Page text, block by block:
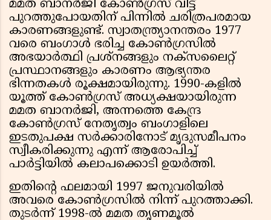
മമത ബാനർജി കോൺഗ്രസ് വിട്ട്
പുറത്തുപോയതിന് പിന്നിൽ ചരിത്രപരമായ
കാരണങ്ങളുണ്ട്. സ്വാതന്ത്ര്യാനന്തരം 1977
വരെ ബംഗാൾ ഭരിച്ച കോൺഗ്രസിൽ
അഭയാർത്ഥി പ്രശ്നങ്ങളും നക്സലൈറ്റ്
പ്രസ്ഥാനങ്ങളും കാരണം ആഭ്യന്തര
ഭിന്നതകൾ രൂക്ഷമായിരുന്നു. 1990-കളിൽ
യൂത്ത് കോൺഗ്രസ് അധ്യക്ഷയായിരുന്ന
മമത ബാനർജി, അന്നത്തെ കേന്ദ്ര
കോൺഗ്രസ് നേതൃത്വം ബംഗാളിലെ
ഇടതുപക്ഷ സർക്കാരിനോട് മൃദുസമീപനം
സ്വീകരിക്കുന്നു എന്ന് ആരോപിച്ച്
പാർട്ടിയിൽ കലാപക്കൊടി ഉയർത്തി.
ഇതിൻ്റെ ഫലമായി 1997 ജനുവരിയിൽ
അവരെ കോൺഗ്രസിൽ നിന്ന് പുറത്താക്കി.
തുടർന്ന് 1998-ൽ മമത തൃണമൂൽ